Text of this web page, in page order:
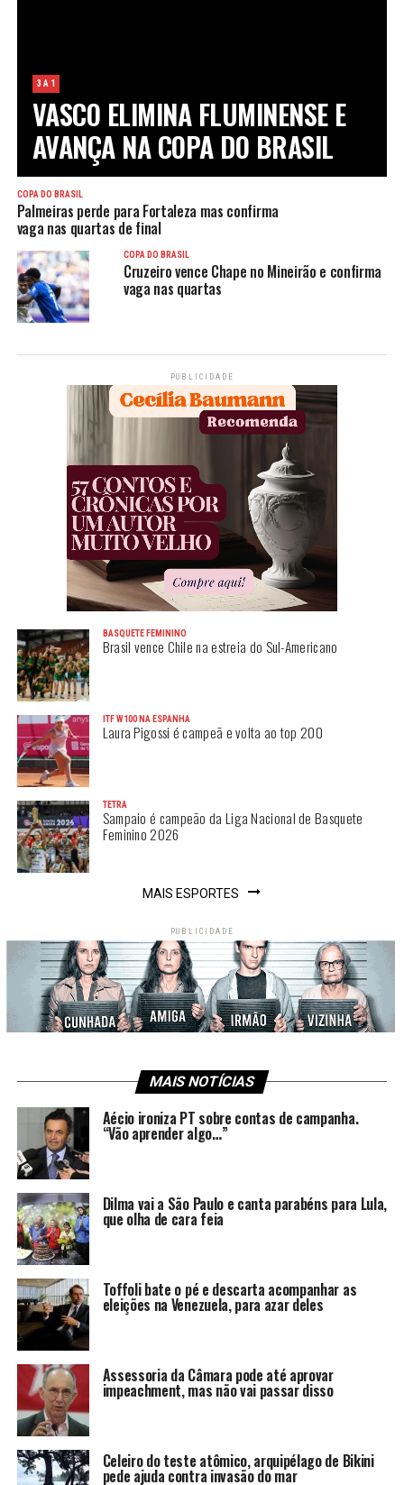
3 A 1
VASCO ELIMINA FLUMINENSE E
AVANÇA NA COPA DO BRASIL
COPA DO BRASIL
Palmeiras perde para Fortaleza mas confirma
vaga nas quartas de final
COPA DO BRASIL
Cruzeiro vence Chape no Mineirão e confirma
vaga nas quartas
PUBLICIDADE
BASQUETE FEMININO
Brasil vence Chile na estreia do Sul-Americano
ITF W100 NA ESPANHA
Laura Pigossi é campeã e volta ao top 200
TETRA
Sampaio é campeão da Liga Nacional de Basquete
Feminino 2026
MAIS ESPORTES
PUBLICIDADE
MAIS NOTÍCIAS
Aécio ironiza PT sobre contas de campanha.
“Vão aprender algo…”
Dilma vai a São Paulo e canta parabéns para Lula,
que olha de cara feia
Toffoli bate o pé e descarta acompanhar as
eleições na Venezuela, para azar deles
Assessoria da Câmara pode até aprovar
impeachment, mas não vai passar disso
Celeiro do teste atômico, arquipélago de Bikini
pede ajuda contra invasão do mar